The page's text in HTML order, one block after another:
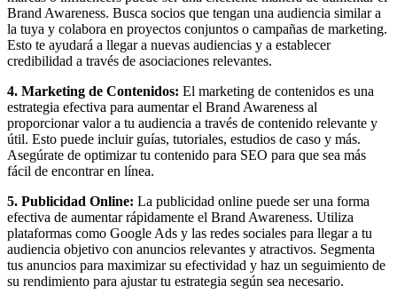
Brand Awareness. Busca socios que tengan una audiencia similar a
la tuya y colabora en proyectos conjuntos o campañas de marketing.
Esto te ayudará a llegar a nuevas audiencias y a establecer
credibilidad a través de asociaciones relevantes.
4. Marketing de Contenidos: El marketing de contenidos es una
estrategia efectiva para aumentar el Brand Awareness al
proporcionar valor a tu audiencia a través de contenido relevante y
útil. Esto puede incluir guías, tutoriales, estudios de caso y más.
Asegúrate de optimizar tu contenido para SEO para que sea más
fácil de encontrar en línea.
5. Publicidad Online: La publicidad online puede ser una forma
efectiva de aumentar rápidamente el Brand Awareness. Utiliza
plataformas como Google Ads y las redes sociales para llegar a tu
audiencia objetivo con anuncios relevantes y atractivos. Segmenta
tus anuncios para maximizar su efectividad y haz un seguimiento de
su rendimiento para ajustar tu estrategia según sea necesario.